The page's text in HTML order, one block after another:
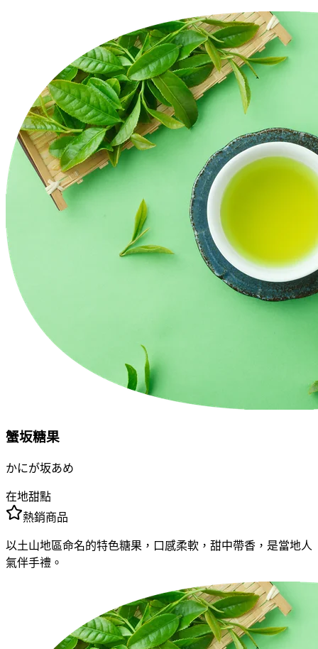
蟹坂糖果
かにが坂あめ
在地甜點
熱銷商品
以土山地區命名的特色糖果，口感柔軟，甜中帶香，是當地人
氣伴手禮。